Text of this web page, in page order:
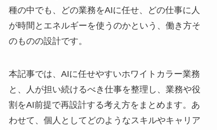
種の中でも、どの業務をAIに任せ、どの仕事に人
が時間とエネルギーを使うのかという、働き方そ
のものの設計です。
本記事では、AIに任せやすいホワイトカラー業務
と、人が担い続けるべき仕事を整理し、業務や役
割をAI前提で再設計する考え方をまとめます。あ
わせて、個人としてどのようなスキルやキャリア